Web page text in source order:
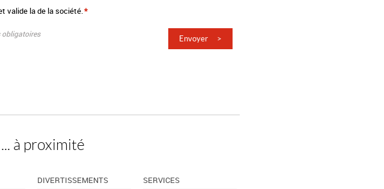
valide lade la société.*
obligatoires
à proximité
DIVERTISSEMENTS SERVICES